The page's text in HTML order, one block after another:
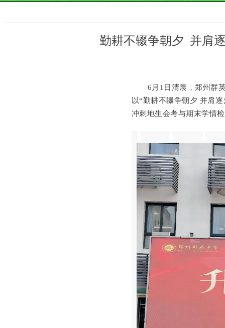
勤耕不辍争朝夕 并肩
6月1日清晨，郑州群
以“勤耕不辍争朝夕 并肩
冲刺地生会考与期末学情